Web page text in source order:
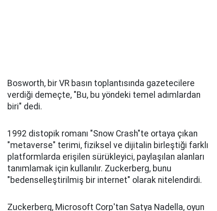
Bosworth, bir VR basın toplantısında gazetecilere
verdiği demeçte, "Bu, bu yöndeki temel adımlardan
biri" dedi.
1992 distopik romanı "Snow Crash"te ortaya çıkan
"metaverse" terimi, fiziksel ve dijitalin birleştiği farklı
platformlarda erişilen sürükleyici, paylaşılan alanları
tanımlamak için kullanılır. Zuckerberg, bunu
"bedenselleştirilmiş bir internet" olarak nitelendirdi.
Zuckerberg, Microsoft Corp'tan Satya Nadella, oyun